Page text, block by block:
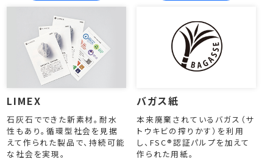
LIMEX
石灰石でできた新素材。耐水
性もあり。循環型社会を見据
えて作られた製品で、持続可能
な社会を実現。
バガス紙
本来廃棄されているバガス（サ
トウキビの搾りかす）を利用
し、FSC®認証パルプを加えて
作られた用紙。